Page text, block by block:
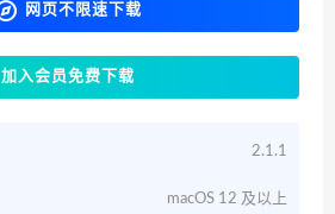
网页不限速下载
加入会员免费下载
2.1.1
macOS 12 及以上